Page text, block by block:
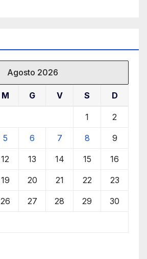
Agosto 2026
M G V S D
1 2
5 6 7 8 9
12 13 14 15 16
19 20 21 22 23
26 27 28 29 30